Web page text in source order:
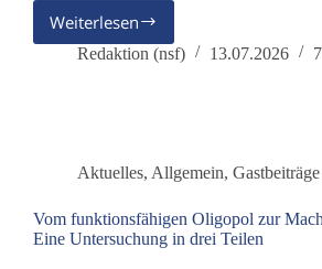
Weiterlesen
Mehr
Staat
der
Bundeshaushalt
2027
über
Deutschlands
Redaktion (nsf) 13.07.2026
Aktuelles, Allgemein, Gastbeiträge
Vom funktionsfähigen Oligopol zur
Eine Untersuchung in drei Teilen